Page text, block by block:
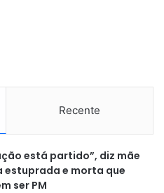
Recente
está partido”, diz mãe
estuprada e morta que
ser PM